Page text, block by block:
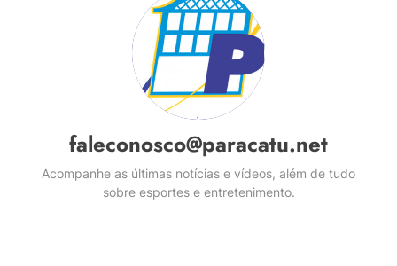
faleconosco@paracatu.net
Acompanhe as últimas notícias e vídeos, além de tudo
sobre esportes e entretenimento.